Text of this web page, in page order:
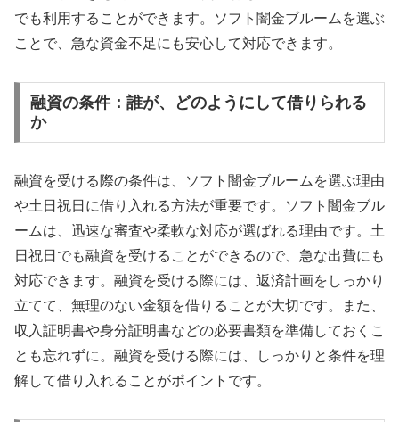
でも利用することができます。ソフト闇金ブルームを選ぶ
ことで、急な資金不足にも安心して対応できます。
融資の条件：誰が、どのようにして借りられる
か
融資を受ける際の条件は、ソフト闇金ブルームを選ぶ理由
や土日祝日に借り入れる方法が重要です。ソフト闇金ブル
ームは、迅速な審査や柔軟な対応が選ばれる理由です。土
日祝日でも融資を受けることができるので、急な出費にも
対応できます。融資を受ける際には、返済計画をしっかり
立てて、無理のない金額を借りることが大切です。また、
収入証明書や身分証明書などの必要書類を準備しておくこ
とも忘れずに。融資を受ける際には、しっかりと条件を理
解して借り入れることがポイントです。